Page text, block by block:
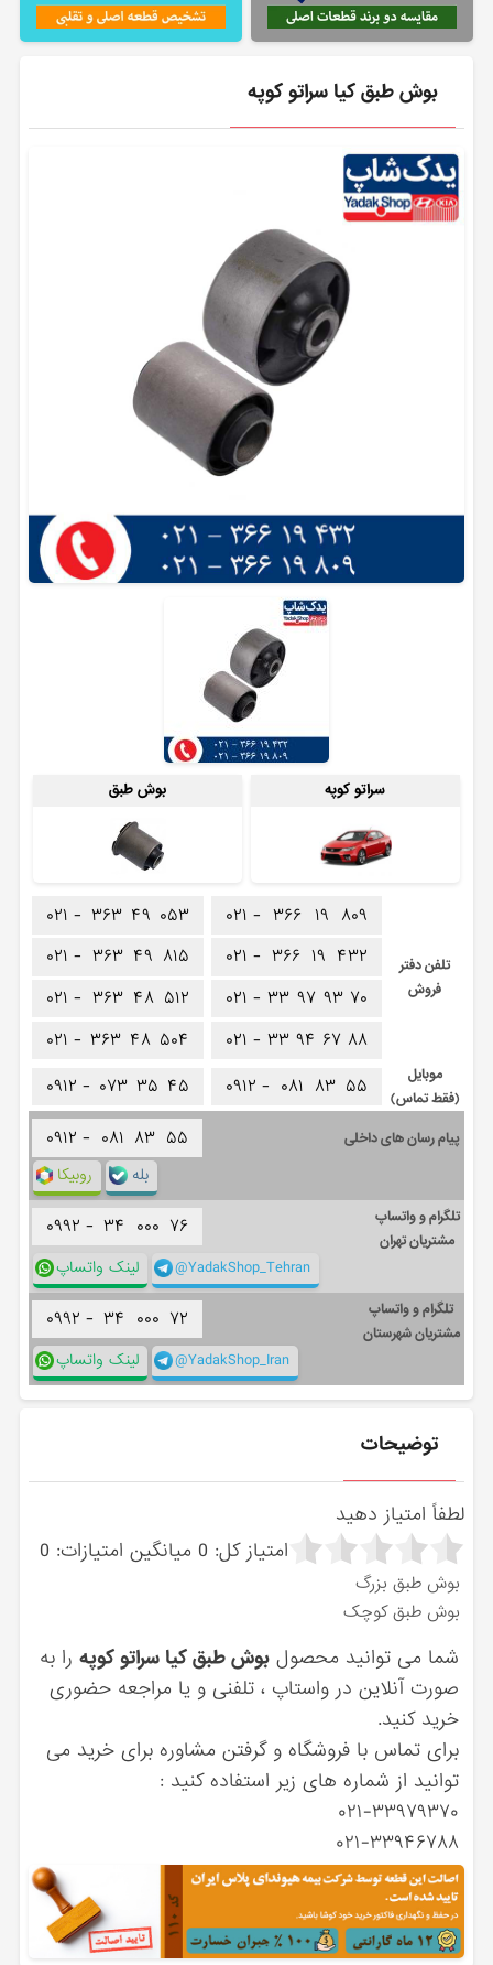
بوش طبق کیا سراتو کوپه
سراتو کوپه بوش طبق
تلفن دفتر
فروش
۰۲۱ - ۳۶۶ ۱۹ ۸۰۹
۰۲۱ - ۳۶۶ ۱۹ ۴۳۲
۰۲۱ - ۳۳ ۹۷ ۹۳ ۷۰
۰۲۱ - ۳۳ ۹۴ ۶۷ ۸۸
۰۲۱ - ۳۶۳ ۴۹ ۰۵۳
۰۲۱ - ۳۶۳ ۴۹ ۸۱۵
۰۲۱ - ۳۶۳ ۴۸ ۵۱۲
۰۲۱ - ۳۶۳ ۴۸ ۵۰۴
موبایل
(فقط تماس)
۰۹۱۲ - ۰۸۱ ۸۳ ۵۵ ۰۹۱۲ - ۰۷۳ ۳۵ ۴۵
پیام رسان های داخلی ۰۹۱۲ - ۰۸۱ ۸۳ ۵۵
روبیکا بله
تلگرام و واتساپ
مشتریان تهران
۰۹۹۲ - ۳۴ ۰۰۰ ۷۶
لینک واتساپ @YadakShop_Tehran
تلگرام و واتساپ
مشتریان شهرستان
۰۹۹۲ - ۳۴ ۰۰۰ ۷۲
لینک واتساپ @YadakShop_Iran
توضیحات
لطفاً امتیاز دهید
امتیاز کل: 0 میانگین امتیازات: 0
بوش طبق بزرگ
بوش طبق کوچک
شما می توانید محصولبوش طبق کیا سراتو کوپه را به
صورت آنلاین در واستاپ ، تلفنی و یا مراجعه حضوری
خرید کنید.
برای تماس با فروشگاه و گرفتن مشاوره برای خرید می
توانید از شماره های زیر استفاده کنید :
۰۲۱-۳۳۹۷۹۳۷۰
۰۲۱-۳۳۹۴۶۷۸۸